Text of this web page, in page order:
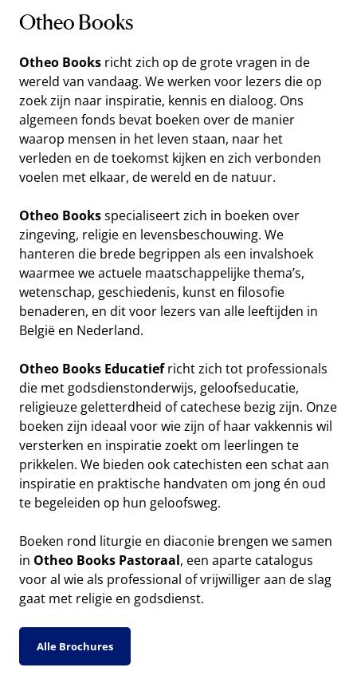
Otheo Books
Otheo Books richt zich op de grote vragen in de
wereld van vandaag. We werken voor lezers die op
zoek zijn naar inspiratie, kennis en dialoog. Ons
algemeen fonds bevat boeken over de manier
waarop mensen in het leven staan, naar het
verleden en de toekomst kijken en zich verbonden
voelen met elkaar, de wereld en de natuur.
Otheo Booksspecialiseert zich in boeken over
zingeving, religie en levensbeschouwing. We
hanteren die brede begrippen als een invalshoek
waarmee we actuele maatschappelijke thema’s,
wetenschap, geschiedenis, kunst en filosofie
benaderen, en dit voor lezers van alle leeftijden in
België en Nederland.
Otheo Books Educatiefricht zich tot professionals
die met godsdienstonderwijs, geloofseducatie,
religieuze geletterdheid of catechese bezig zijn. Onze
boeken zijn ideaal voor wie zijn of haar vakkennis wil
versterken en inspiratie zoekt om leerlingen te
prikkelen. We bieden ook catechisten een schat aan
inspiratie en praktische handvaten om jong én oud
te begeleiden op hun geloofsweg.
Boeken rond liturgie en diaconie brengen we samen
in Otheo Books Pastoraal, een aparte catalogus
voor al wie als professional of vrijwilliger aan de slag
gaat met religie en godsdienst.
Alle Brochures